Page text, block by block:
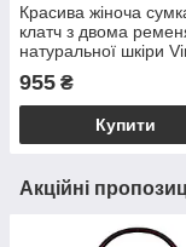
Красива жіноча
клатч з двома
натуральної шкіри
955 ₴
Купити
Акційні